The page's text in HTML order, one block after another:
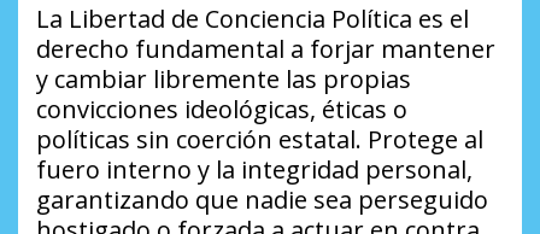
La Libertad de Conciencia Política es el
derecho fundamental a forjar mantener
y cambiar libremente las propias
convicciones ideológicas, éticas o
políticas sin coerción estatal. Protege al
fuero interno y la integridad personal,
garantizando que nadie sea perseguido